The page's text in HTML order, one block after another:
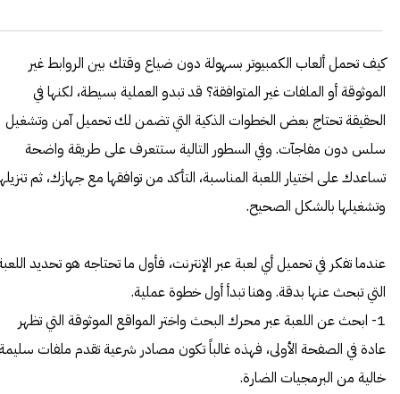
كيف تحمل ألعاب الكمبيوتر بسهولة دون ضياع وقتك بين الروابط غير
الموثوقة أو الملفات غير المتوافقة؟ قد تبدو العملية بسيطة، لكنها في
الحقيقة تحتاج بعض الخطوات الذكية التي تضمن لك تحميل آمن وتشغيل
سلس دون مفاجآت. وفي السطور التالية ستتعرف على طريقة واضحة
تساعدك على اختيار اللعبة المناسبة، التأكد من توافقها مع جهازك، ثم
وتشغيلها بالشكل الصحيح.
عندما تفكر في تحميل أي لعبة عبر الإنترنت، فأول ما تحتاجه هو تحديد
التي تبحث عنها بدقة. وهنا تبدأ أول خطوة عملية.
1- ابحث عن اللعبة عبر محرك البحث واختر المواقع الموثوقة التي تظهر
عادة في الصفحة الأولى، فهذه غالباً تكون مصادر شرعية تقدم ملفات
خالية من البرمجيات الضارة.